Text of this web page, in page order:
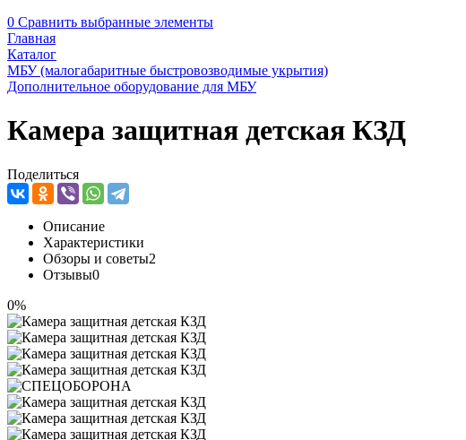
0 Сравнить выбранные элементы
Главная
Каталог
МБУ (малогабаритные быстровозводимые укрытия)
Дополнительное оборудование для МБУ
Камера защитная детская КЗД
Поделиться
Описание
Характеристики
Обзоры и советы2
Отзывы0
0%